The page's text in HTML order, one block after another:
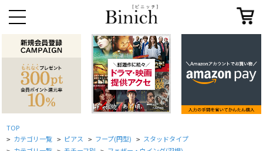
TOP
> カテゴリ一覧 > ピアス > フープ(円型) > スタッドタイプ